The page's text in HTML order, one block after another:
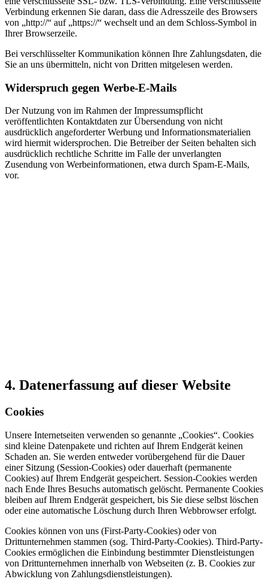
Verbindung erkennen Sie daran, dass die Adresszeile des Browsers
von „http://“ auf „https://“ wechselt und an dem Schloss-Symbol in
Ihrer Browserzeile.
Bei verschlüsselter Kommunikation können Ihre Zahlungsdaten, die
Sie an uns übermitteln, nicht von Dritten mitgelesen werden.
Widerspruch gegen Werbe-E-Mails
Der Nutzung von im Rahmen der Impressumspflicht
veröffentlichten Kontaktdaten zur Übersendung von nicht
ausdrücklich angeforderter Werbung und Informationsmaterialien
wird hiermit widersprochen. Die Betreiber der Seiten behalten sich
ausdrücklich rechtliche Schritte im Falle der unverlangten
Zusendung von Werbeinformationen, etwa durch Spam-E-Mails,
vor.
4. Datenerfassung auf dieser Website
Cookies
Unsere Internetseiten verwenden so genannte „Cookies“. Cookies
sind kleine Datenpakete und richten auf Ihrem Endgerät keinen
Schaden an. Sie werden entweder vorübergehend für die Dauer
einer Sitzung (Session-Cookies) oder dauerhaft (permanente
Cookies) auf Ihrem Endgerät gespeichert. Session-Cookies werden
nach Ende Ihres Besuchs automatisch gelöscht. Permanente Cookies
bleiben auf Ihrem Endgerät gespeichert, bis Sie diese selbst löschen
oder eine automatische Löschung durch Ihren Webbrowser erfolgt.
Cookies können von uns (First-Party-Cookies) oder von
Drittunternehmen stammen (sog. Third-Party-Cookies). Third-Party-
Cookies ermöglichen die Einbindung bestimmter Dienstleistungen
von Drittunternehmen innerhalb von Webseiten (z. B. Cookies zur
Abwicklung von Zahlungsdienstleistungen).